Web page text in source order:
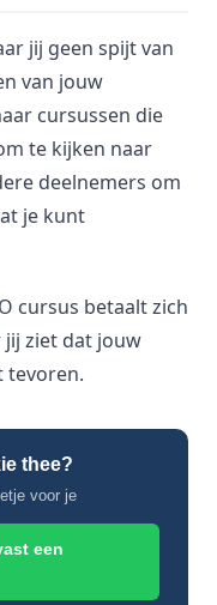
jij geen spijt van
van jouw
cursussen die
te kijken naar
deelnemers om
je kunt
cursus betaalt zich
ziet dat jouw
tevoren.
thee?
voor je
een